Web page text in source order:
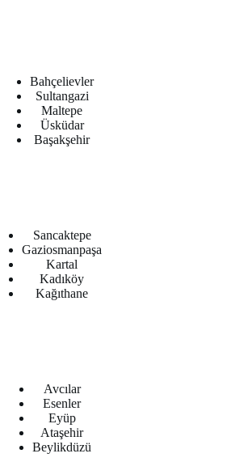
Bahçelievler
Sultangazi
Maltepe
Üsküdar
Başakşehir
Sancaktepe
Gaziosmanpaşa
Kartal
Kadıköy
Kağıthane
Avcılar
Esenler
Eyüp
Ataşehir
Beylikdüzü